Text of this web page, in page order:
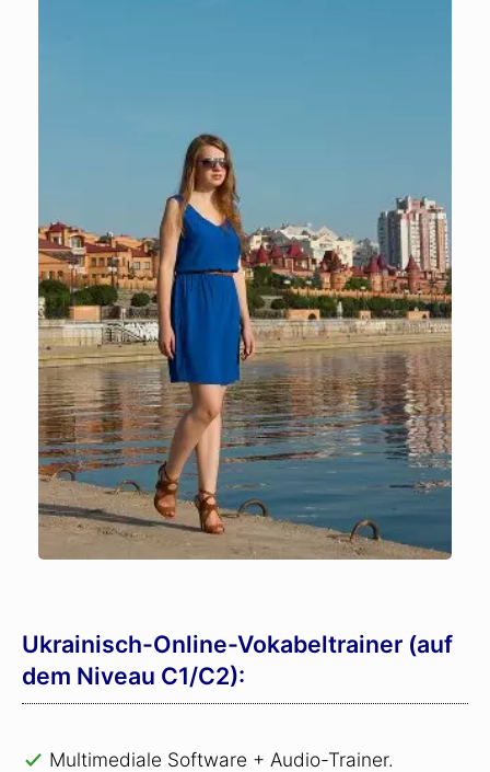
Ukrainisch-Online-Vokabeltrainer (auf
dem Niveau C1/C2):
Multimediale Software + Audio-Trainer.